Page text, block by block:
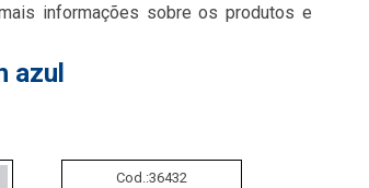
informações sobre os produtos e
azul
Cod.:36432